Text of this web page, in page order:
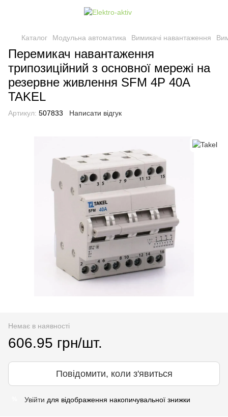
Каталог Модульна автоматика Вимикачі навантаження
Перемикач навантаження
трипозиційний з основної мережі на
резервне живлення SFM 4P 40A
TAKEL
Артикул: 507833 Написати відгук
Немає в наявності
606.95 грн/шт.
Повідомити, коли з'явиться
Увійти для відображення накопичувальної знижки